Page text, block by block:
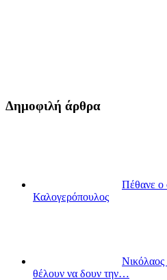
Δημοφιλή άρθρα
Πέθανε ο
Καλογερόπουλος
Νικόλαος
θέλουν να δουν την…